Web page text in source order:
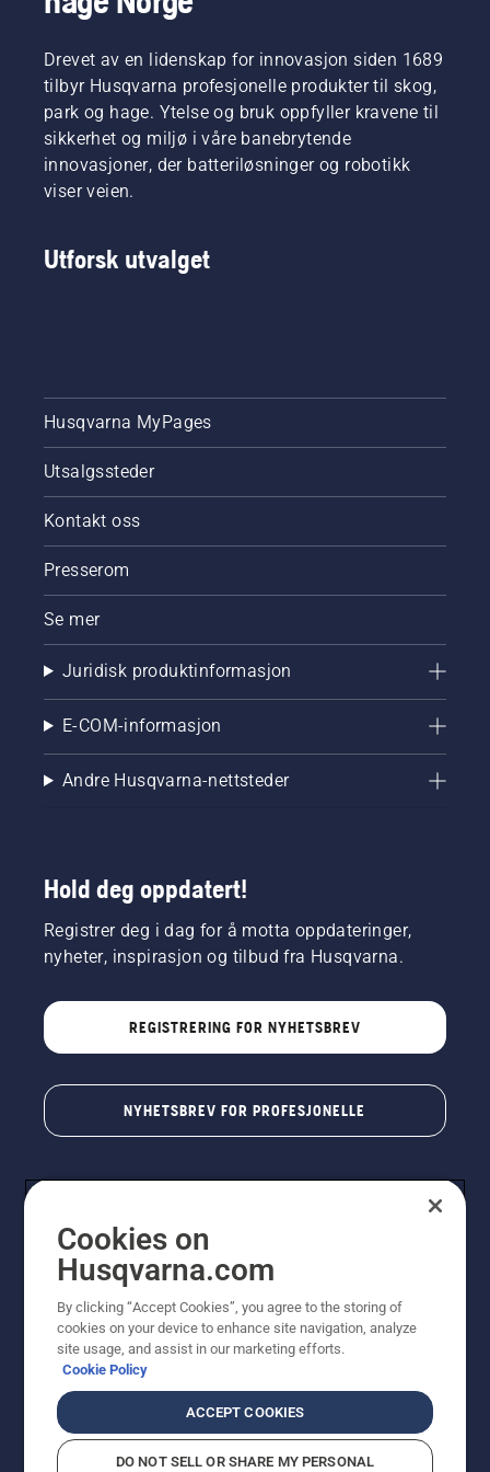
deg med
en
motorsag
av riktig
størrelse
og type.
tips om
du gjør
klar til
bruk.
Husqvarna
540 XP®
Mark III
og
Husqvarna
T540
Drevet av en lidenskap for innovasjon siden 1689
tilbyr Husqvarna profesjonelle produkter til skog,
park og hage. Ytelse og bruk oppfyller kravene til
sikkerhet og miljø i våre banebrytende
innovasjoner, der batteriløsninger og robotikk
viser veien.
Utforsk utvalget
Husqvarna MyPages
Utsalgssteder
Kontakt oss
Presserom
Se mer
Juridisk produktinformasjon
E-COM-informasjon
Andre Husqvarna-nettsteder
Hold deg oppdatert!
Registrer deg i dag for å motta oppdateringer,
nyheter, inspirasjon og tilbud fra Husqvarna.
REGISTRERING FOR NYHETSBREV
NYHETSBREV FOR PROFESJONELLE
© Husqvarna AB (utgiver). Med enerett. Angitte priser
er veiledende priser. Alle oppgitte priser er veiledende
tilgjengelig for direkte kjøp.
PersonvernbetingelserImprint
Rapportering av mistanker om regelbruddÅpenhetsloven
Cookies on
Husqvarna.com
By clicking “Accept Cookies”, you agree to the storing of
cookies on your device to enhance site navigation, analyze
site usage, and assist in our marketing efforts.
Cookie Policy
ACCEPT COOKIES
DO NOT SELL OR SHARE MY PERSONAL